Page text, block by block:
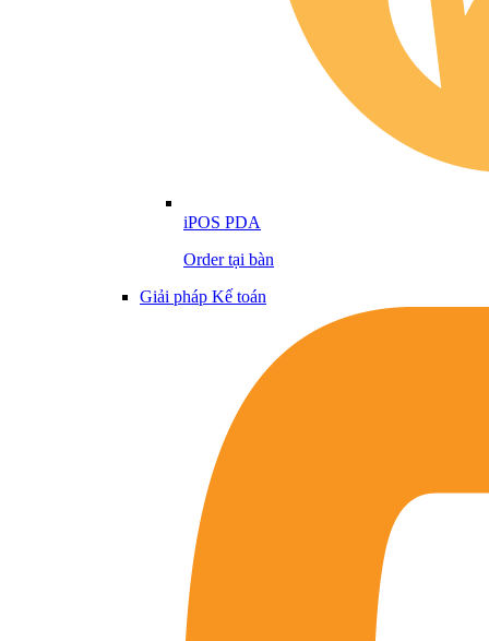
iPOS PDA
Order tại bàn
Giải pháp Kế toán